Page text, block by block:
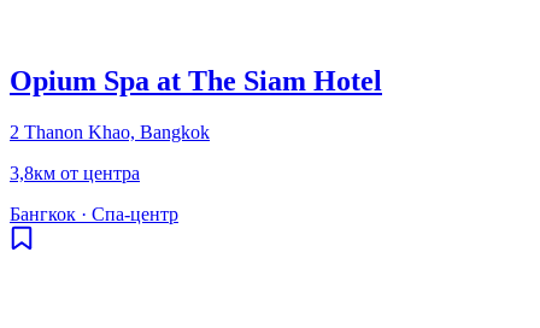
Opium Spa at The Siam Hotel
2 Thanon Khao, Bangkok
3,8км от центра
Бангкок · Спа-центр